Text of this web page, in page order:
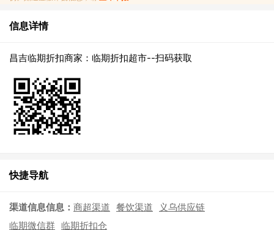
信息详情
昌吉临期折扣商家：临期折扣超市--扫码获取
快捷导航
渠道信息信息： 商超渠道 餐饮渠道
义乌供应链
临期微信群 临期折扣仓